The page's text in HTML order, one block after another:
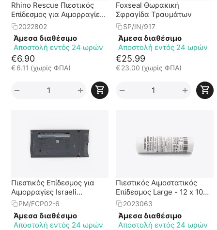
Rhino Rescue Πιεστικός
Επίδεσμος για Αιμορραγίες
Emergency Bandage 4" ||
10cm (Τύπου Israeli)
2022802
Άμεσα διαθέσιμο
Αποστολή εντός 24 ωρών
€6.90
€ 6.11 (χωρίς ΦΠΑ)
+
−
Foxseal Θωρακική
Σφραγίδα Τραυμάτων
SP/IN/917
Άμεσα διαθέσιμο
Αποστολή εντός 24 ωρών
€25.99
€23.00 (χωρίς ΦΠΑ)
+
−
Πιεστικός Επίδεσμος για
Αιμορραγίες Israeli
Emergency Bandage 6"
FCP-02 || 15cm
PM/FCP02-6
Άμεσα διαθέσιμο
Αποστολή εντός 24 ωρών
Πιεστικός Αιμοστατικός
Επίδεσμος Large - 12 x 10
cm2023063
Άμεσα διαθέσιμο
Αποστολή εντός 24 ωρών